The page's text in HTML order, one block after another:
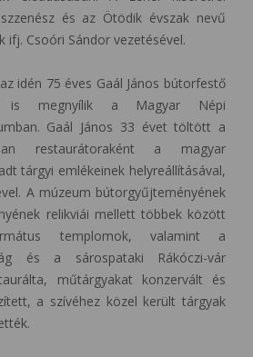
és az Ötödik évszak nevű
Csoóri Sándor vezetésével.
idén 75 éves Gaál János bútorfestő
is megnyílik a Magyar Népi
Gaál János 33 évet töltött a
restaurátoraként a magyar
tárgyi emlékeinek helyreállításával,
A múzeum bútorgyűjteményének
relikviái mellett többek között
templomok, valamint a
és a sárospataki Rákóczi-vár
műtárgyakat konzervált és
a szívéhez közel került tárgyak